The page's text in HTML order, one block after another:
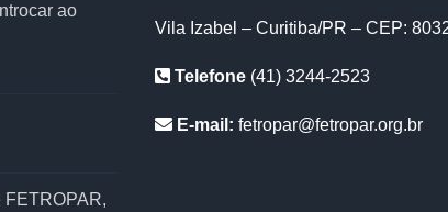
ao
FETROPAR,
Vila Izabel – Curitiba/PR – CEP:
Telefone(41) 3244-2523
E-mail: fetropar@fetropar.org.br